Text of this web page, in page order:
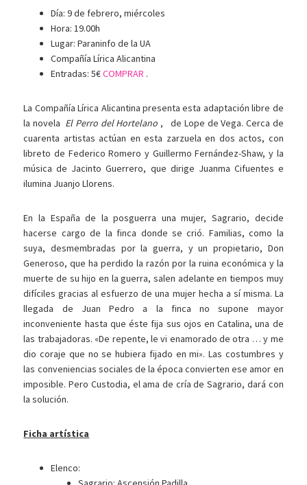
Día: 9 de febrero, miércoles
Hora: 19.00h
Lugar: Paraninfo de la UA
Compañía Lírica Alicantina
Entradas: 5€COMPRAR .
La Compañía Lírica Alicantina presenta esta adaptación libre de
la novela El Perro del Hortelano ,
de Lope de Vega. Cerca de
cuarenta artistas actúan en esta zarzuela en dos actos, con
libreto de Federico Romero y Guillermo Fernández-Shaw, y la
música de Jacinto Guerrero, que dirige Juanma Cifuentes e
ilumina Juanjo Llorens.
En la España de la posguerra una mujer, Sagrario, decide
hacerse cargo de la finca donde se crió. Familias, como la
suya, desmembradas por la guerra, y un propietario, Don
Generoso, que ha perdido la razón por la ruina económica y la
muerte de su hijo en la guerra, salen adelante en tiempos muy
difíciles gracias al esfuerzo de una mujer hecha a sí misma. La
llegada de Juan Pedro a la finca no supone mayor
inconveniente hasta que éste fija sus ojos en Catalina, una de
las trabajadoras. «De repente, le vi enamorado de otra … y me
dio coraje que no se hubiera fijado en mi». Las costumbres y
las conveniencias sociales de la época convierten ese amor en
imposible. Pero Custodia, el ama de cría de Sagrario, dará con
la solución.
Ficha artística
Elenco: